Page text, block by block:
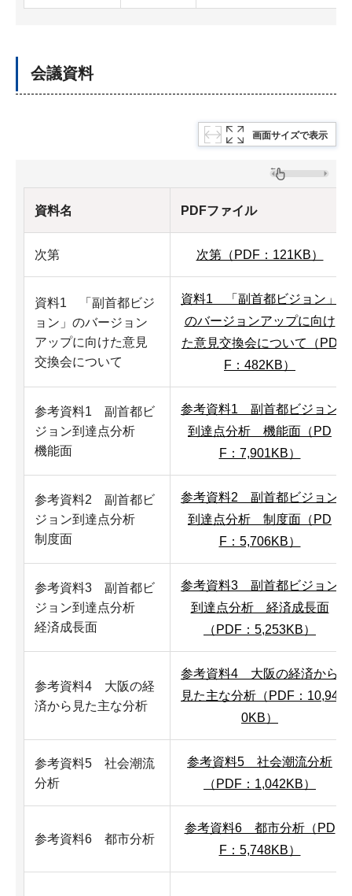
会議資料
画面サイズで表示
資料名 PDFファイル
次第 次第（PDF：121KB）
資料1 「副首都ビジ
ョン」のバージョン
アップに向けた意見
交換会について
資料1 「副首都ビジョン」
のバージョンアップに向け
た意見交換会について（PD
F：482KB）
参考資料1 副首都ビ
ジョン到達点分析
機能面
参考資料1 副首都ビジョン
到達点分析 機能面（PD
F：7,901KB）
参考資料2 副首都ビ
ジョン到達点分析
制度面
参考資料2 副首都ビジョン
到達点分析 制度面（PD
F：5,706KB）
参考資料3 副首都ビ
ジョン到達点分析
経済成長面
参考資料3 副首都ビジョン
到達点分析 経済成長面
（PDF：5,253KB）
参考資料4 大阪の経
済から見た主な分析
参考資料4 大阪の経済から
見た主な分析（PDF：10,94
0KB）
参考資料5 社会潮流
分析
参考資料5 社会潮流分析
（PDF：1,042KB）
参考資料6 都市分析
参考資料6 都市分析（PD
F：5,748KB）